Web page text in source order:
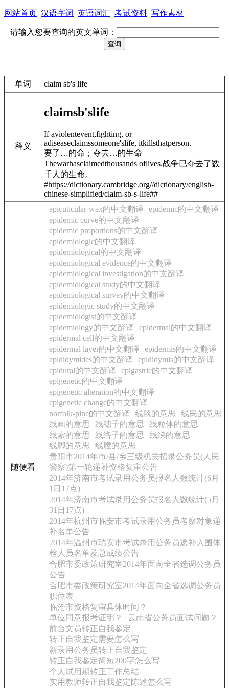
网站首页 汉语字词 英语词汇 考试资料 写作素材
请输入您要查询的英文单词：
单词 claim sb's life
释义
claimsb'slife
If aviolentevent,fighting, or
adiseaseclaimssomeone'slife, itkillsthatperson.
要了…的命；夺去…的生命
Thewarhasclaimedthousands oflives.战争已夺去了数
千人的生命。
#https://dictionary.cambridge.org//dictionary/english-
chinese-simplified/claim-sb-s-life##
随便看
epicuticular-wax的中文翻译
epidemic的中文翻译
epidemic curve的中文翻译
epidemic proportions的中文翻译
epidemiologic的中文翻译
epidemiological的中文翻译
epidemiological evidence的中文翻译
epidemiological investigation的中文翻译
epidemiological study的中文翻译
epidemiological survey的中文翻译
epidemiologic study的中文翻译
epidemiologist的中文翻译
epidemiology的中文翻译
epidermal的中文翻译
epidermal cell的中文翻译
epidermal layer的中文翻译
epidermis的中文翻译
epididymides的中文翻译
epididymis的中文翻译
epidural的中文翻译
epigastric的中文翻译
epigenetic的中文翻译
epigenetic alteration的中文翻译
epigenetic change的中文翻译
norfolk-pine的中文翻译
线毯的意思
线民的意思
线画的意思
线穗子的意思
线粒体的意思
线索的意思
线络子的意思
线绨的意思
线脚的意思
线膛的意思
贵阳市2014年市/县/乡三级机关招录公务员(人民
警察)第一轮递补资格复审公告
2014年济南市考试录用公务员报名人数统计(6月
1日17点)
2014年济南市考试录用公务员报名人数统计(5月
31日17点)
2014年杭州市临安市考试录用公务员考察对象递
补名单公告
2014年温州市瑞安市考试录用公务员递补入围体
检人员名单及总成绩公告
合肥市委政策研究室2014年面向全省选调公务员
公告
合肥市委政策研究室2014年面向全省选调公务员
职位表
临沧市资格复审具体时间？
单位同意报考证明？
云南省公务员面试问题？
前台文员转正自我鉴定
转正自我鉴定需要怎么写
新录用公务员转正自我鉴定
转正自我鉴定简短200字怎么写
个人试用期转正工作总结
实用教师转正自我鉴定陈述怎么写